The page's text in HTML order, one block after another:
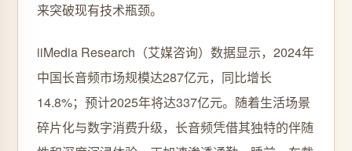
来突破现有技术瓶颈。
iiMedia Research（艾媒咨询）数据显示，2024年
中国长音频市场规模达287亿元，同比增长
14.8%；预计2025年将达337亿元。随着生活场景
碎片化与数字消费升级，长音频凭借其独特的伴随